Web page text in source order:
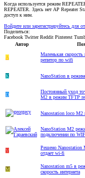
Когда используется режим
REPEATER. Здесь нет AP Repeater
доступ к ним.
Войдите или зарегистрируйтесь для
Поделиться:
Facebook Twitter Reddit Pinterest
Автор
A
Маленькая
репитор по wifi
К NanoStation в
D
Постоянный уход
M2 в режим TFTP
Nanostation loco M2
NanoStation M2
подключении по
V
Решено Nanostation
отдает wi-fi
M
Nanostation m5 в
скорость интернета